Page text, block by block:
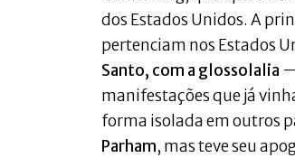
dos Estados Unidos. A
pertenciam nos Estados
Santo, com a glossolalia
manifestações que já
forma isolada em outros
Parham, mas teve seu